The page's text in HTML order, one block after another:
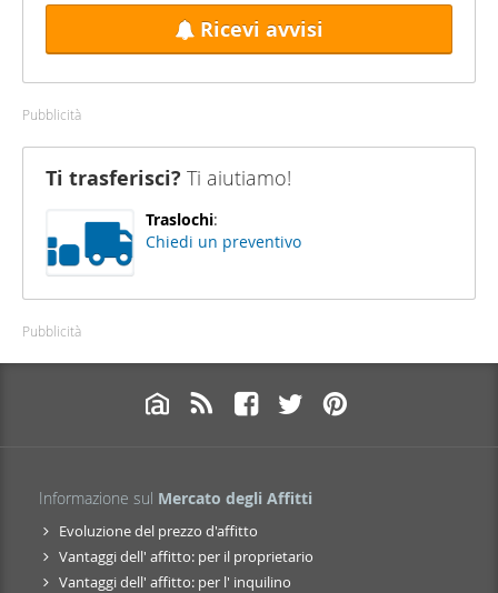
Ricevi avvisi
Pubblicità
Ti trasferisci? Ti aiutiamo!
Traslochi:
Chiedi un preventivo
Pubblicità
Informazione sul Mercato degli Affitti
Evoluzione del prezzo d'affitto
Vantaggi dell' affitto: per il proprietario
Vantaggi dell' affitto: per l' inquilino